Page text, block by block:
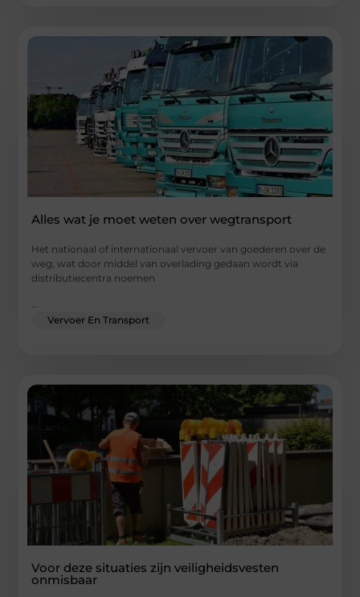
Alles wat je moet weten over wegtransport
Het nationaal of internationaal vervoer van goederen over de
weg, wat door middel van overlading gedaan wordt via
distributiecentra noemen
...
Vervoer En Transport
Voor deze situaties zijn veiligheidsvesten
onmisbaar